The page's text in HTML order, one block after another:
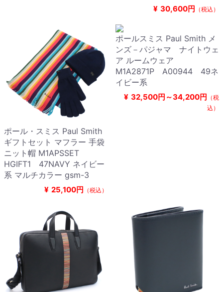
¥ 30,600円 （税込）
ポール・スミス Paul Smith
ギフトセット マフラー 手袋
ニット帽 M1APSSET
HGIFT1 47NAVY ネイビー
系 マルチカラー gsm-3
¥ 25,100円 （税込）
ポールスミス Paul Smith メ
ンズ－パジャマ ナイトウェ
ア ルームウェア
M1A2871P A00944 49ネ
イビー系
¥ 32,500円～34,200円 （税
込）